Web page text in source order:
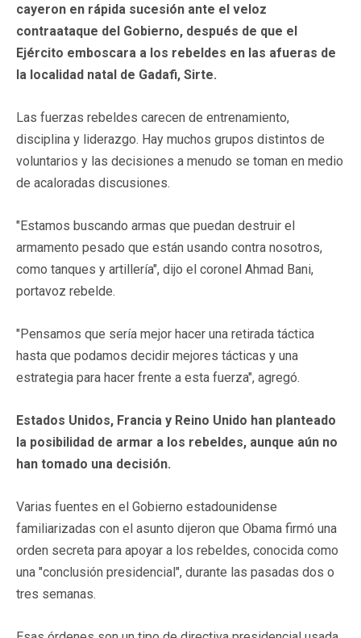
cayeron en rápida sucesión ante el veloz
contraataque del Gobierno, después de que el
Ejército emboscara a los rebeldes en las afueras de
la localidad natal de Gadafi, Sirte.
Las fuerzas rebeldes carecen de entrenamiento,
disciplina y liderazgo. Hay muchos grupos distintos de
voluntarios y las decisiones a menudo se toman en medio
de acaloradas discusiones.
"Estamos buscando armas que puedan destruir el
armamento pesado que están usando contra nosotros,
como tanques y artillería", dijo el coronel Ahmad Bani,
portavoz rebelde.
"Pensamos que sería mejor hacer una retirada táctica
hasta que podamos decidir mejores tácticas y una
estrategia para hacer frente a esta fuerza", agregó.
Estados Unidos, Francia y Reino Unido han planteado
la posibilidad de armar a los rebeldes, aunque aún no
han tomado una decisión.
Varias fuentes en el Gobierno estadounidense
familiarizadas con el asunto dijeron que Obama firmó una
orden secreta para apoyar a los rebeldes, conocida como
una "conclusión presidencial", durante las pasadas dos o
tres semanas.